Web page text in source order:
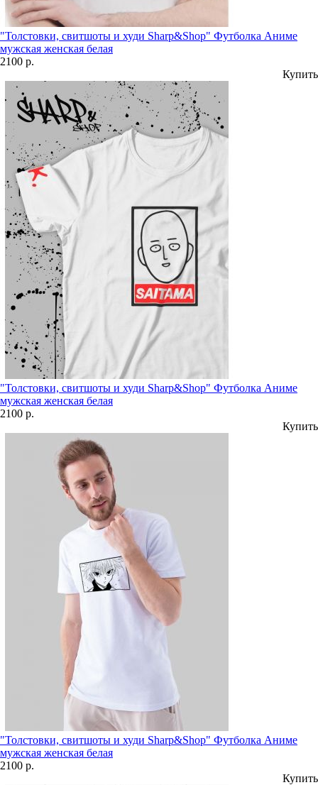
"Толстовки, свитшоты и худи Sharp&Shop" Футболка Аниме
мужская женская белая
2100 р.
Купить
"Толстовки, свитшоты и худи Sharp&Shop" Футболка Аниме
мужская женская белая
2100 р.
Купить
"Толстовки, свитшоты и худи Sharp&Shop" Футболка Аниме
мужская женская белая
2100 р.
Купить